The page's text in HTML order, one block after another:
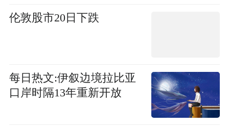
伦敦股市20日下跌
每日热文:伊叙边境拉比亚
口岸时隔13年重新开放